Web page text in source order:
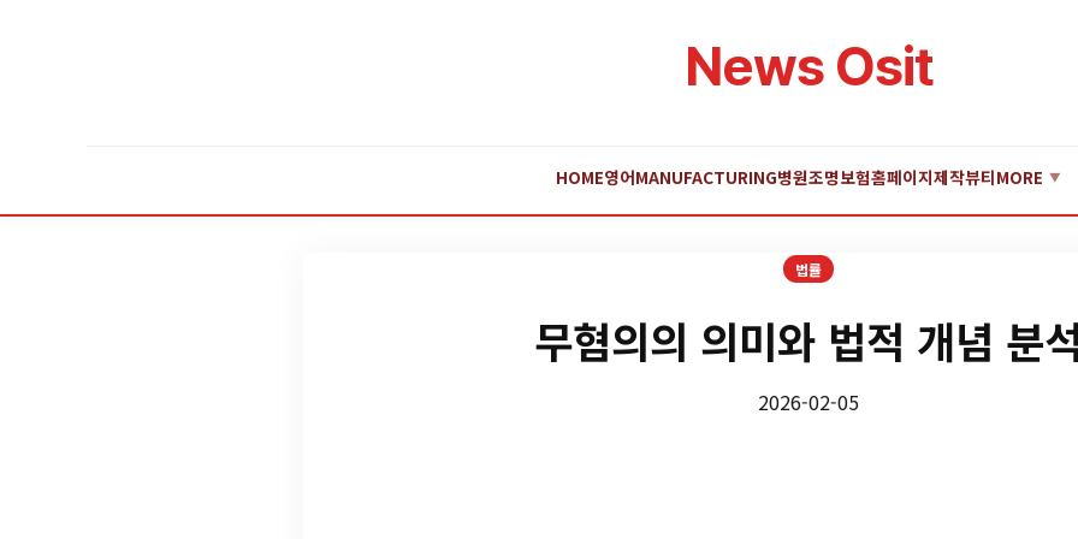
News Osit
HOME영어MANUFACTURING병원조명보험홈페이지제작뷰티MORE ▼
법률
무혐의의 의미와 법적 개념 분
2026-02-05